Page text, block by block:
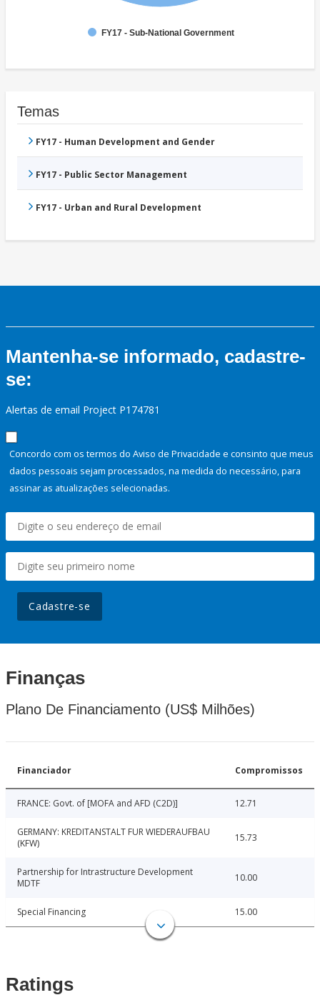
FY17 - Sub-National Government
Temas
FY17 - Human Development and Gender
FY17 - Public Sector Management
FY17 - Urban and Rural Development
Mantenha-se informado, cadastre-
se:
Alertas de email Project P174781
Concordo com os termos do Aviso de Privacidade e consinto que meus
dados pessoais sejam processados, na medida do necessário, para
assinar as atualizações selecionadas.
Cadastre-se
Finanças
Plano De Financiamento (US$ Milhões)
Financiador Compromissos
FRANCE: Govt. of [MOFA and AFD (C2D)] 12.71
GERMANY: KREDITANSTALT FUR WIEDERAUFBAU
(KFW)
15.73
Partnership for Intrastructure Development
MDTF
10.00
Special Financing 15.00
Ratings